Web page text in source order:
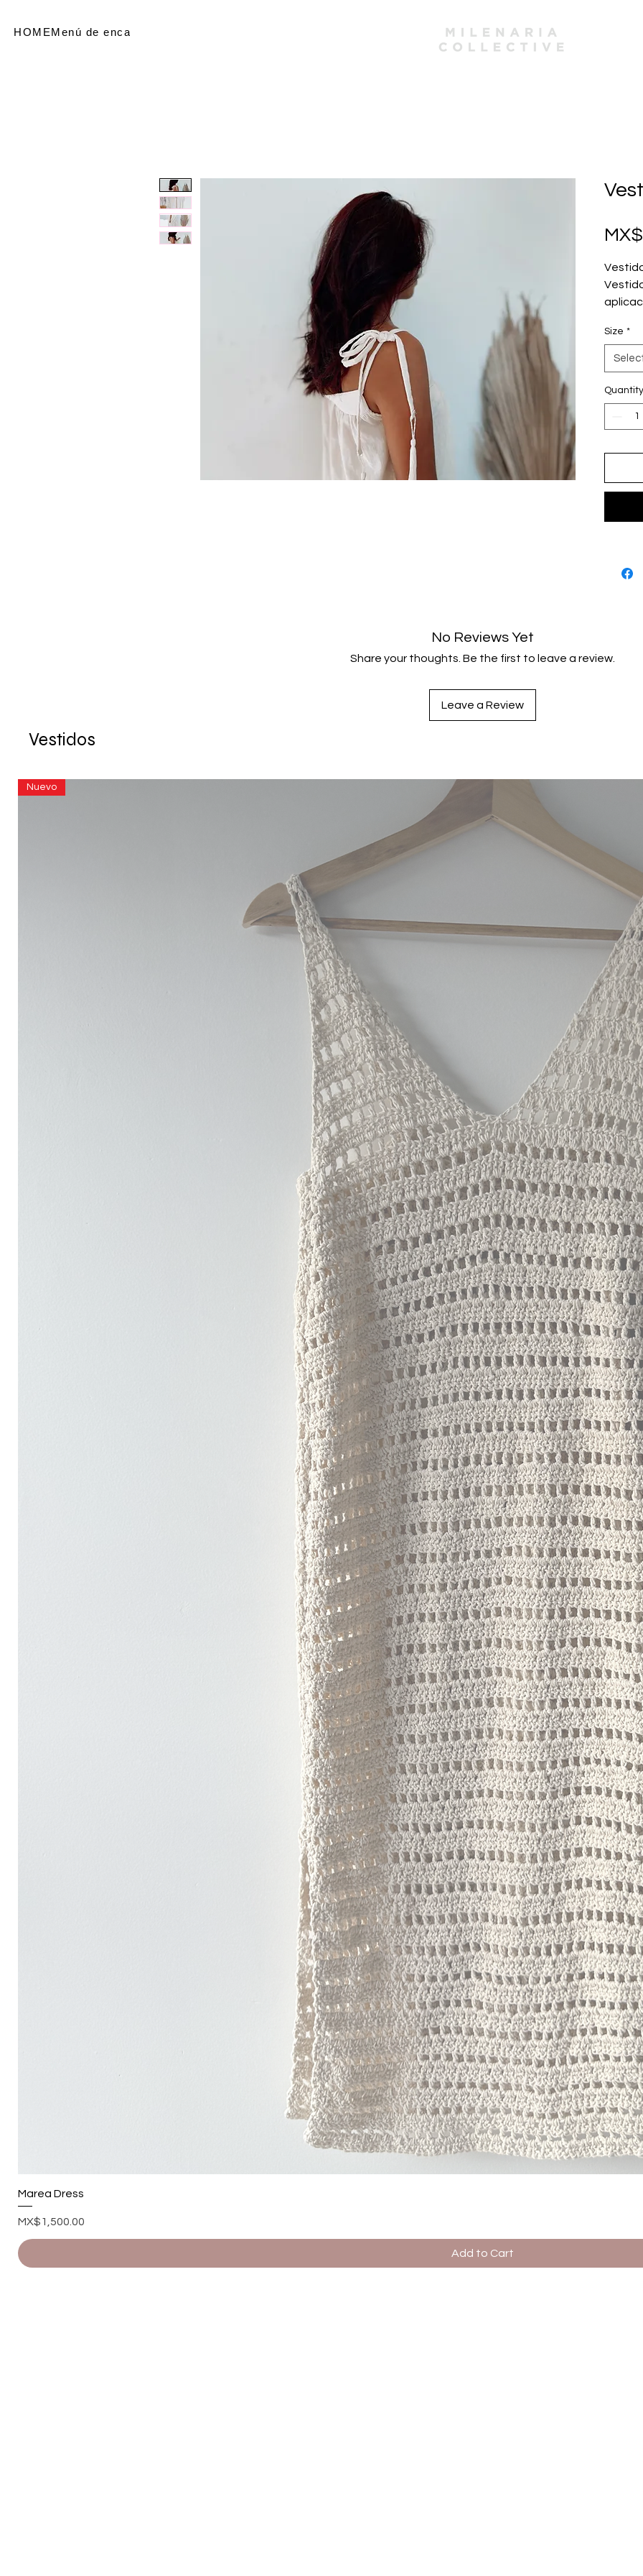
HOMEMenú de encabezado
Talla CH
Hecho
Size *
Quantity
No Reviews Yet
Share your thoughts. Be the first to leave a review.
Leave a Review
Vestidos
Nuevo
Marea Dress
Price
MX$1,500.00
Add to Cart